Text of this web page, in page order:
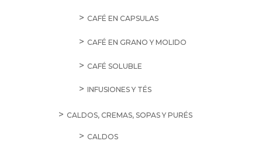
CAFÉ EN CAPSULAS
CAFÉ EN GRANO Y MOLIDO
CAFÉ SOLUBLE
INFUSIONES Y TÉS
CALDOS, CREMAS, SOPAS Y PURÉS
CALDOS